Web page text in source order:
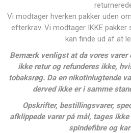
Vi modtager hverken pakker uden
efterkrav. Vi modtager IKKE pakker
kan finde ud af at
Bemærk venligst at da vores varer
ikke retur og refunderes ikke,
tobaksrøg. Da en nikotinlugtende
derved ikke er i samme
Opskrifter, bestillingsvarer,
afklippede varer på mål, tages
spindefibre og